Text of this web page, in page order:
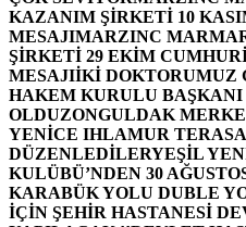
KAZANIM ŞİRKETİ 10
MESAJIMARZINC
ŞİRKETİ 29 EKİM
MESAJIİKİ DOKTORUMUZ
HAKEM KURULU
OLDUZONGULDAK
YENİCE IHLAMUR
DÜZENLEDİLERYEŞİL
KULÜBÜ’NDEN 30
KARABÜK YOLU DUBLE
İÇİN ŞEHİR HASTANESİ